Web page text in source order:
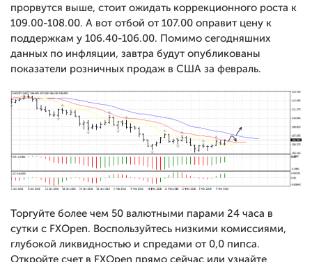
прорвутся выше, стоит ожидать коррекционного роста к
109.00-108.00. А вот отбой от 107.00 оправит цену к
поддержкам у 106.40-106.00. Помимо сегодняшних
данных по инфляции, завтра будут опубликованы
показатели розничных продаж в США за февраль.
Торгуйте более чем 50 валютными парами 24 часа в
сутки с FXOpen. Воспользуйтесь низкими комиссиями,
глубокой ликвидностью и спредами от 0,0 пипса.
Откройте счет в FXOpen прямо сейчас или узнайте